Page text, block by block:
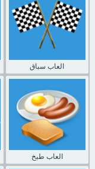
العاب سباق
العاب طبخ